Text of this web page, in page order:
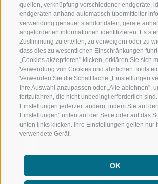
quellen, verknüpfung verschiedener endgeräte,
endgeräten anhand automatisch übermittelter
verwendung genauer standortdaten, geräte
angeforderten informationen identifizieren. Es
Zustimmung zu erteilen, zu verweigern oder zu
dass dies zu wesentlichen Einschränkungen
„Cookies akzeptieren" klicken, erklären Sie sich
Verwendung von Cookies und ähnlichen Tools
Verwenden Sie die Schaltfläche „Einstellungen
Ihre Auswahl anzupassen oder „Alle ablehnen",
fortzufahren, die nicht unbedingt erforderlich
Einstellungen jederzeit ändern, indem Sie auf
Einstellungen" unten auf der Seite oder auf das
unten links klicken. Ihre Einstellungen gelten nur
verwendete Gerät.
OK
BERGBAHNEN
SKISCHULE RATSCHINGS
LUISL'S SKISCHULE IN RATSCHINGS
FOLGE UNS AUF SOCIAL